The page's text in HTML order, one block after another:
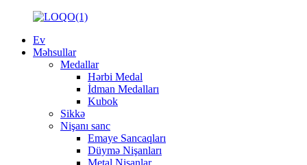
Ev
Məhsullar
Medallar
Hərbi Medal
İdman Medalları
Kubok
Sikkə
Nişanı sanc
Emaye Sancaqları
Düymə Nişanları
Metal Nişanlar